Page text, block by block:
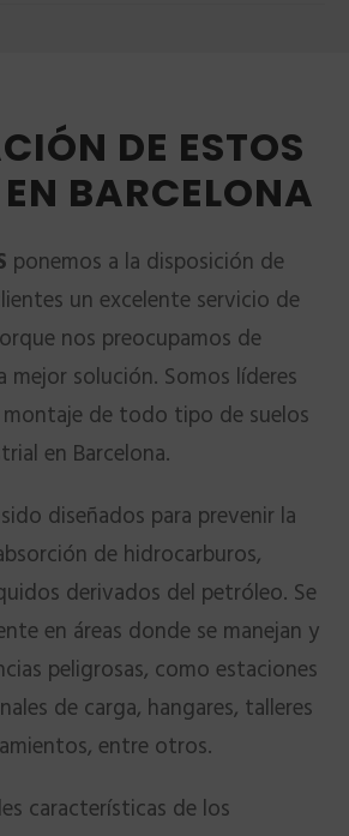
DE ESTOS
BARCELONA
ponemos a la disposición de
un excelente servicio de
nos preocupamos de
mejor solución. Somos líderes
montaje de todo tipo de suelos
en Barcelona.
diseñados para prevenir la
de hidrocarburos,
derivados del petróleo. Se
en áreas donde se manejan y
peligrosas, como estaciones
de carga, hangares, talleres
entre otros.
características de los